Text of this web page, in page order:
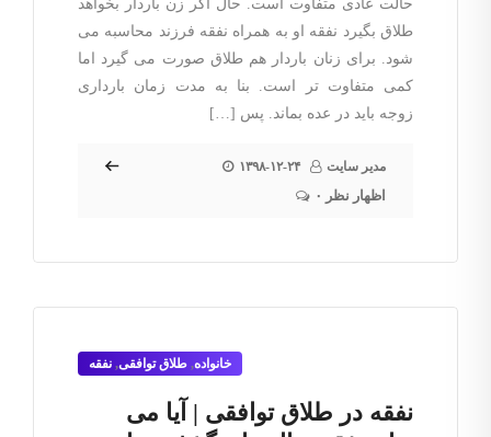
حالت عادی متفاوت است. حال اگر زن باردار بخواهد
طلاق بگیرد نفقه او به همراه نفقه فرزند محاسبه می
شود. برای زنان باردار هم طلاق صورت می گیرد اما
کمی متفاوت تر است. بنا به مدت زمان بارداری
زوجه باید در عده بماند. پس […]
مدیر سایت ۱۳۹۸-۱۲-۲۴
۰ اظهار نظر
خانواده, طلاق توافقی, نفقه
نفقه در طلاق توافقی | آیا می